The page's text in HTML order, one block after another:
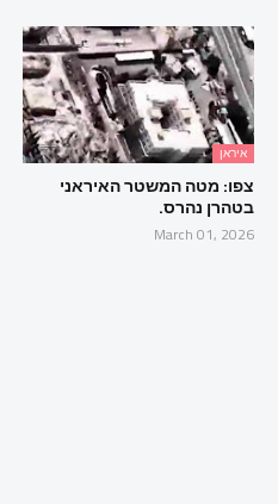
איראן
צפו: מטה המשטר האיראני
בטהרן נהרס.
March 01, 2026